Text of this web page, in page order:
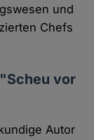
und
Chefs
vor
Autor